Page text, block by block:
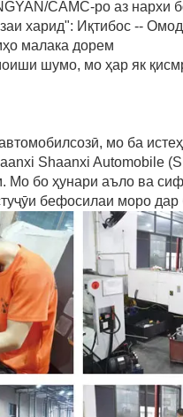
CAMC-ро аз нархи
харид": Иқтибос --
малака дорем
шумо, мо ҳар як
мо ба
Shaanxi Automobile
Мо бо ҳунари аъло ва
бефосилаи моро